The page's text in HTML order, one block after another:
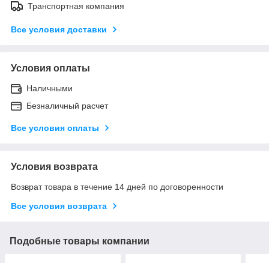
Транспортная компания
Все условия доставки
Условия оплаты
Наличными
Безналичный расчет
Все условия оплаты
Условия возврата
Возврат товара в течение 14 дней по договоренности
Все условия возврата
Подобные товары компании